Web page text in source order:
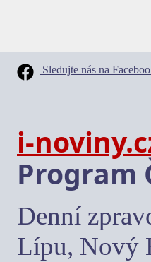
Sledujte nás na
i-
Program
Denní
Lípu, Nový